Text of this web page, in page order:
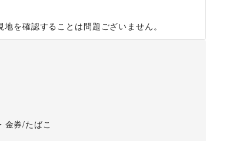
を確認することは問題ございません。
金券/たばこ